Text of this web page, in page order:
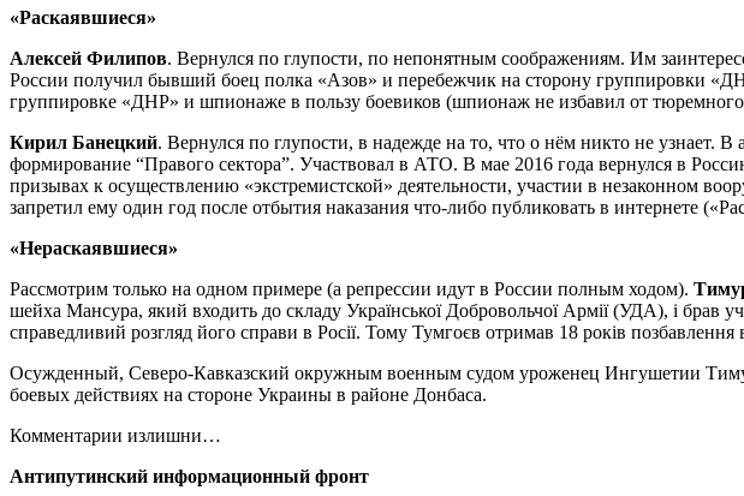
«Раскаявшиеся»
Алексей Филипов. Вернулся по глупости, по непонятным соображениям. Им
России получил бывший боец полка «Азов» и перебежчик на сторону группировки
группировке «ДНР» и шпионаже в пользу боевиков (шпионаж не избавил от тюремного
Кирил Банецкий. Вернулся по глупости, в надежде на то, что о нём никто не узнает.
формирование “Правого сектора”. Участвовал в АТО. В мае 2016 года вернулся в
призывах к осуществлению «экстремистской» деятельности, участии в незаконном
запретил ему один год после отбытия наказания что-либо публиковать в интернете
«Нераскаявшиеся»
Рассмотрим только на одном примере (а репрессии идут в России полным ходом).
шейха Мансура, який входить до складу Української Добровольчої Армії (УДА), і брав
справедливий розгляд його справи в Росії. Тому Тумгоєв отримав 18 років позбавлення
Осужденный, Северо-Кавказский окружным военным судом уроженец Ингушетии
боевых действиях на стороне Украины в районе Донбаса.
Комментарии излишни…
Антипутинский информационный фронт